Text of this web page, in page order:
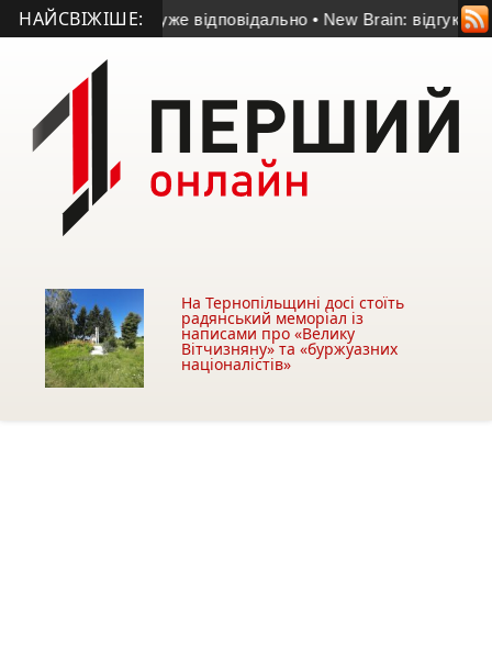
НАЙСВІЖІШЕ:
– це дуже відповідально • New Brain: відгуки
На Тернопільщині досі стоїть
радянський меморіал із
написами про «Велику
Вітчизняну» та «буржуазних
націоналістів»